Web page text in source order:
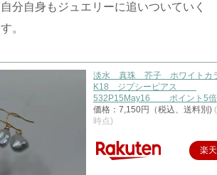
分自身もジュエリーに追いついていく
。
淡水 真珠 芥子 ホワイト
K18 ジプシーピアス
532P15May16 ポイント5倍
価格：7,150円（税込、送料別)
時点)
楽